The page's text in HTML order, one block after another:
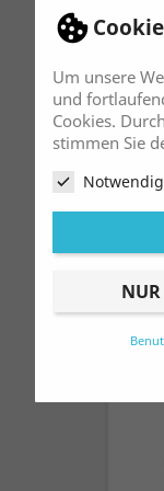
Um unsere
und
Cookies.
stimmen Sie